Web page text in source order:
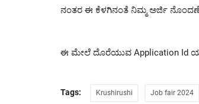
ನಂತರ ಈ ಕೆಳಗಿನಂತೆ ನಿಮ್ಮ ಅರ್ಜಿ
ಈ ಮೇಲೆ ದೊರೆಯುವ Application Id
Tags: Krushirushi Job fair 2024